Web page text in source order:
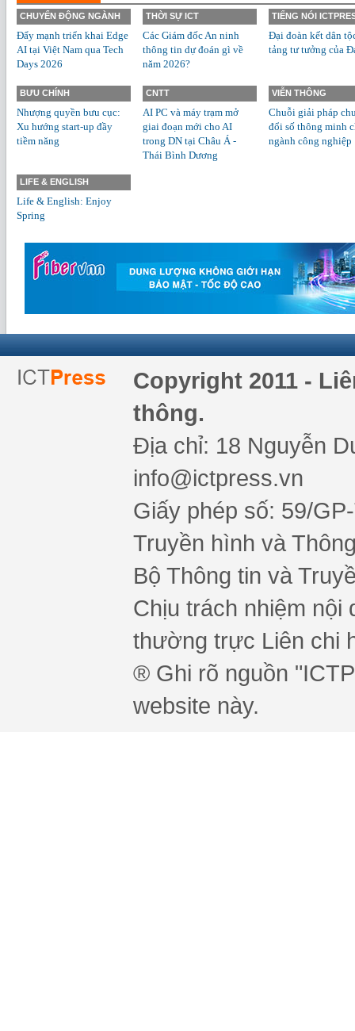
CHUYỂN ĐỘNG NGÀNH
Đẩy mạnh triển khai Edge
AI tại Việt Nam qua Tech
Days 2026
THỜI SỰ ICT
Các Giám đốc An ninh
thông tin dự đoán gì về
năm 2026?
TIẾNG NÓI
Đại đoàn kết dân
tảng tư tưởng của
BƯU CHÍNH
Nhượng quyền bưu cục:
Xu hướng start-up đầy
tiềm năng
CNTT
AI PC và máy trạm mở
giai đoạn mới cho AI
trong DN tại Châu Á -
Thái Bình Dương
VIỄN THÔNG
Chuỗi giải pháp
đổi số thông minh
ngành công nghiệp
LIFE & ENGLISH
Life & English: Enjoy
Spring
Copyright 2011 -
thông.
Địa chỉ: 18 Nguyễn
info@ictpress.vn
Giấy phép số: 59/
Truyền hình và
Bộ Thông tin và
Chịu trách nhiệm nội
thường trực Liên chi
® Ghi rõ nguồn
website này.